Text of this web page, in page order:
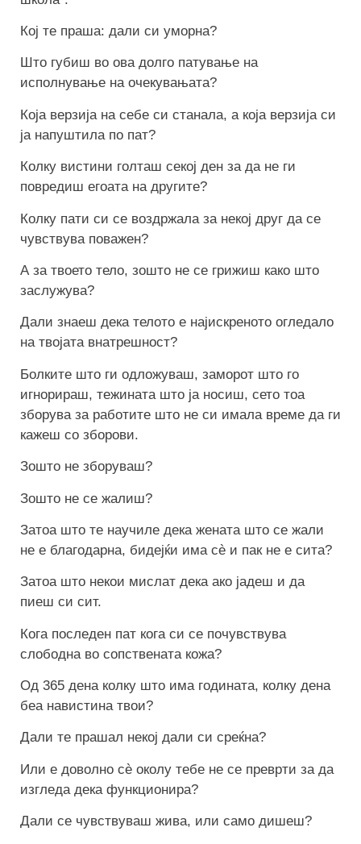
Кој те праша: дали си уморна?
Што губиш во ова долго патување на
исполнување на очекувањата?
Која верзија на себе си станала, а која верзија си
ја напуштила по пат?
Колку вистини голташ секој ден за да не ги
повредиш егоата на другите?
Колку пати си се воздржала за некој друг да се
чувствува поважен?
А за твоето тело, зошто не се грижиш како што
заслужува?
Дали знаеш дека телото е најискреното огледало
на твојата внатрешност?
Болките што ги одложуваш, заморот што го
игнорираш, тежината што ја носиш, сето тоа
зборува за работите што не си имала време да ги
кажеш со зборови.
Зошто не зборуваш?
Зошто не се жалиш?
Затоа што те научиле дека жената што се жали
не е благодарна, бидејќи има сè и пак не е сита?
Затоа што некои мислат дека ако јадеш и да
пиеш си сит.
Кога последен пат кога си се почувствува
слободна во сопствената кожа?
Од 365 дена колку што има годината, колку дена
беа навистина твои?
Дали те прашал некој дали си среќна?
Или е доволно сè околу тебе не се преврти за да
изгледа дека функционира?
Дали се чувствуваш жива, или само дишеш?